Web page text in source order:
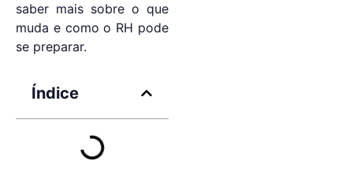
saber mais sobre o que
muda e como o RH pode
se preparar.
Índice